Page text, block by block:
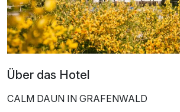
Über das Hotel
CALM DAUN IN GRAFENWALD